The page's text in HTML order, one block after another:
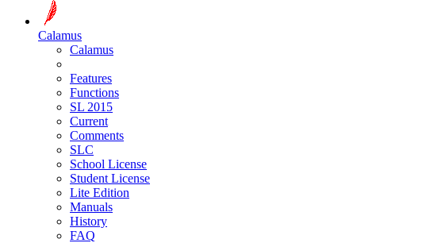
Calamus
Calamus
Features
Functions
SL 2015
Current
Comments
SLC
School License
Student License
Lite Edition
Manuals
History
FAQ